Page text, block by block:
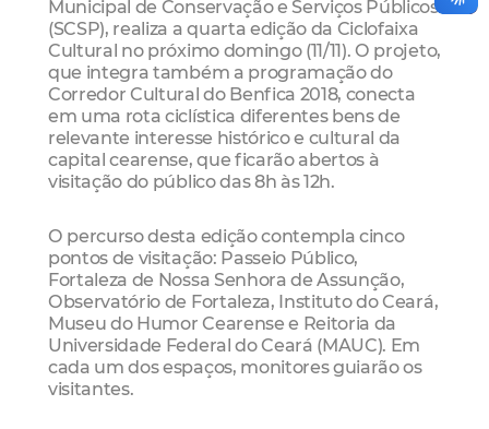
Municipal de Conservação e Serviços Públicos
(SCSP), realiza a quarta edição da Ciclofaixa
Cultural no próximo domingo (11/11). O projeto,
que integra também a programação do
Corredor Cultural do Benfica 2018, conecta
em uma rota ciclística diferentes bens de
relevante interesse histórico e cultural da
capital cearense, que ficarão abertos à
visitação do público das 8h às 12h.
O percurso desta edição contempla cinco
pontos de visitação: Passeio Público,
Fortaleza de Nossa Senhora de Assunção,
Observatório de Fortaleza, Instituto do Ceará,
Museu do Humor Cearense e Reitoria da
Universidade Federal do Ceará (MAUC). Em
cada um dos espaços, monitores guiarão os
visitantes.